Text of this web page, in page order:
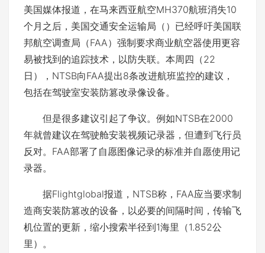
美国媒体报道，在马来西亚航空MH370航班消失10
个月之后，美国交通安全运输局（）已经呼吁美国联
邦航空调查局（FAA）强制要求商业航空器使用更容
易被找到的追踪技术，以防失联。本周四（22
日），NTSB向FAA提出8条改进航班监控的建议，
包括在驾驶室安装防篡改录像设备。
但是很多建议引起了争议。例如NTSB在2000
年就曾建议在驾驶舱安装视频记录器，但遭到飞行员
反对。FAA部署了自愿图像记录的标准并自愿使用记
录器。
据Flightglobal报道，NTSB称，FAA应当要求制
造商安装防篡改的设备，以必要的间隔时间，传输飞
机位置的更新，缩小搜索半径到1海里（1.852公
里）。